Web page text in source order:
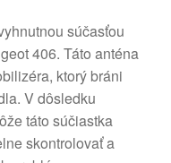
súčasťou
406. Táto anténa
ktorý bráni
V dôsledku
táto súčiastka
skontrolovať a